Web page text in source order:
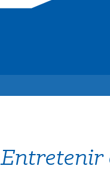
Entretenir